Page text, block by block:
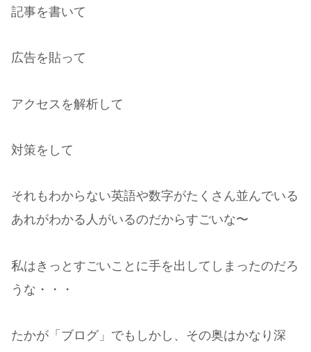
記事を書いて
広告を貼って
アクセスを解析して
対策をして
それもわからない英語や数字がたくさん並んでいる
あれがわかる人がいるのだからすごいな〜
私はきっとすごいことに手を出してしまったのだろ
うな・・・
たかが「ブログ」でもしかし、その奥はかなり深